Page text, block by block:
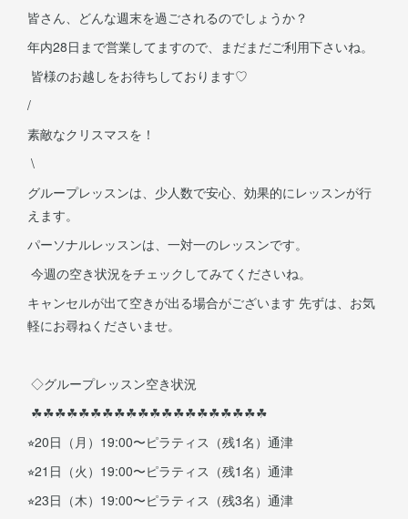
皆さん、どんな週末を過ごされるのでしょうか？
年内28日まで営業してますので、まだまだご利用下さいね。
皆様のお越しをお待ちしております♡
/
素敵なクリスマスを！
\
グループレッスンは、少人数で安心、効果的にレッスンが行
えます。
パーソナルレッスンは、一対一のレッスンです。
今週の空き状況をチェックしてみてくださいね。
キャンセルが出て空きが出る場合がございます 先ずは、お気
軽にお尋ねくださいませ。
◇グループレッスン空き状況
☘︎︎☘︎︎☘︎︎☘︎︎☘︎︎☘︎︎☘︎︎☘︎︎☘︎︎☘︎︎☘︎︎☘︎︎☘︎︎☘︎︎☘︎︎☘︎︎☘︎︎☘︎︎☘︎︎☘︎︎
⭐︎20日（月）19:00〜ピラティス（残1名）通津
⭐︎21日（火）19:00〜ピラティス（残1名）通津
⭐︎23日（木）19:00〜ピラティス（残3名）通津